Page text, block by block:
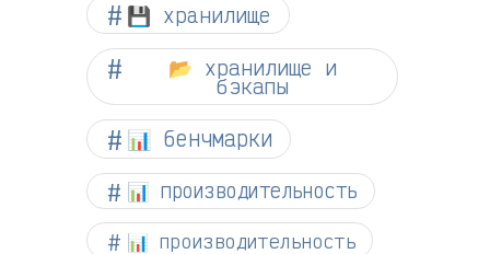
💾 хранилище
📂 хранилище и
бэкапы
📊 бенчмарки
📊 производительность
📊 производительность